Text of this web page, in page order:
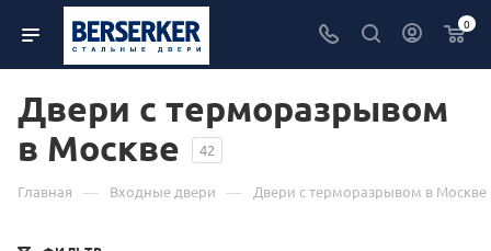
0
Двери с терморазрывом
в Москве
42
Главная — Входные двери — Двери с терморазрывом в Москве